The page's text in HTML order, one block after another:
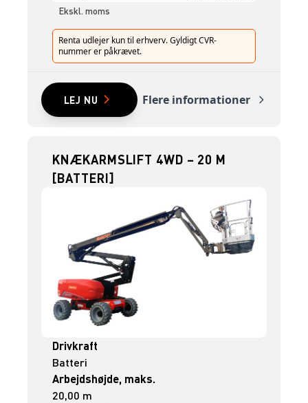
Ekskl. moms
Renta udlejer kun til erhverv. Gyldigt CVR-
nummer er påkrævet.
LEJ NU Flere informationer
KNÆKARMSLIFT 4WD – 20 M
[BATTERI]
Drivkraft
Batteri
Arbejdshøjde, maks.
20,00 m